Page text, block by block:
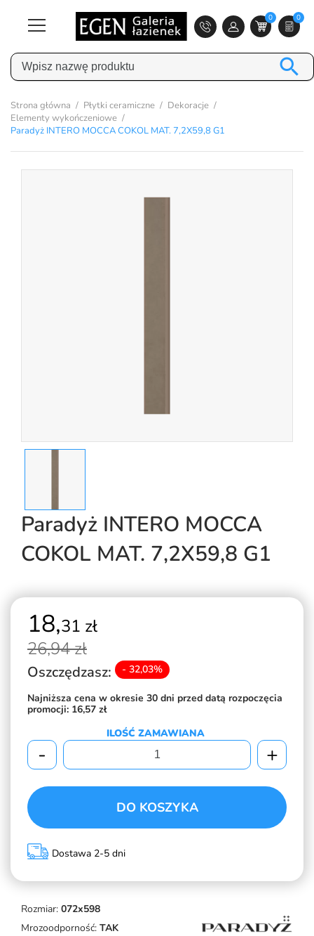
0 0

Strona główna Płytki ceramiczne
Dekoracje
Elementy wykończeniowe
Paradyż INTERO MOCCA COKOL MAT. 7,2X59,8 G1
Paradyż INTERO MOCCA
COKOL MAT. 7,2X59,8 G1
Rozmiar: 072x598
Mrozoodporność: TAK
18,31 zł
26,94 zł
Oszczędzasz: - 32,03%
Najniższa cena w okresie 30 dni przed datą rozpoczęcia
promocji: 16,57 zł
ILOŚĆ ZAMAWIANA
- +
DO KOSZYKA
Dostawa 2-5 dni